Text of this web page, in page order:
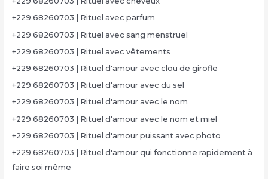
+229 68260703 | Rituel avec parfum
+229 68260703 | Rituel avec sang menstruel
+229 68260703 | Rituel avec vêtements
+229 68260703 | Rituel d'amour avec clou de girofle
+229 68260703 | Rituel d'amour avec du sel
+229 68260703 | Rituel d'amour avec le nom
+229 68260703 | Rituel d'amour avec le nom et miel
+229 68260703 | Rituel d'amour puissant avec photo
+229 68260703 | Rituel d'amour qui fonctionne rapidement à
faire soi même